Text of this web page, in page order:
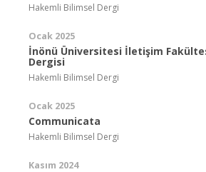
Hakemli Bilimsel Dergi
Ocak 2025
İnönü Üniversitesi İletişim
Dergisi
Hakemli Bilimsel Dergi
Ocak 2025
Communicata
Hakemli Bilimsel Dergi
Kasım 2024